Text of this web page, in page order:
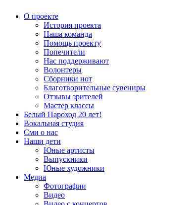
О проекте
История проекта
Наша команда
Помощь проекту
Попечители
Нас поддерживают
Волонтеры
Сборники нот
Благотворительные сувениры
Отзывы зрителей
Мастер классы
Белый Пароход 20 лет!
Вокальная студия
Сми о нас
Наши дети
Юные артисты
Выпускники
Юные художники
Медиа
Фотографии
Видео